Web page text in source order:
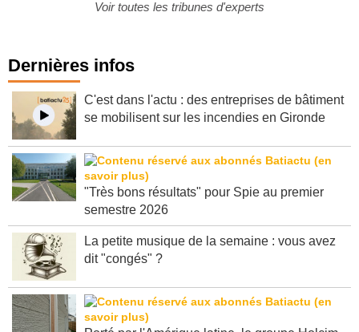
Dernières infos
C'est dans l'actu : des entreprises de bâtiment
"Très bons résultats" pour Spie au premier
La petite musique de la semaine : vous avez